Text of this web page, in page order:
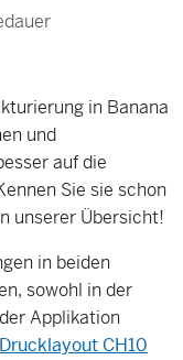
in Banana
und
auf die
Sie sie schon
unserer Übersicht!
in beiden
sowohl in der
Applikation
Drucklayout CH10